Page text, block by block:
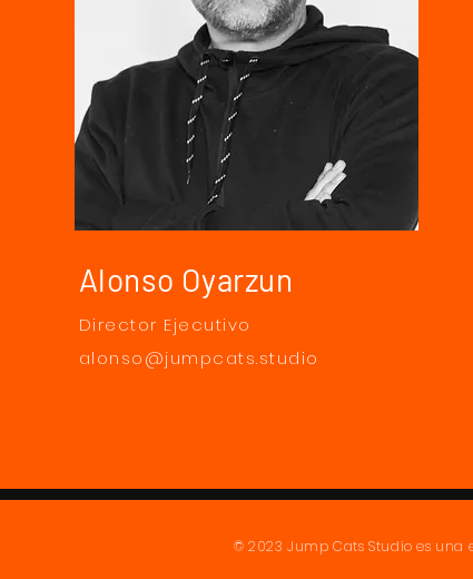
Alonso Oyarzun
Director Ejecutivo
alonso@jumpcats.studio
© 2023 Jump Cats Studio es una